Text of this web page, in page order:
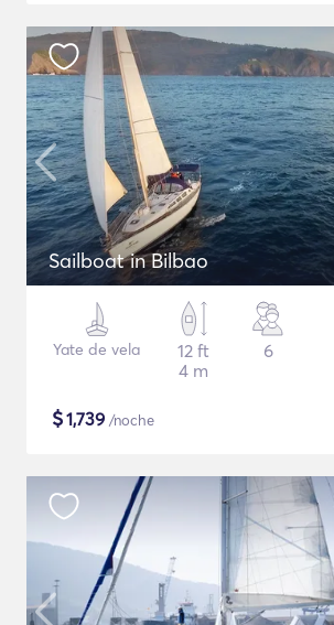
Sailboat in Bilbao
Yate de vela
12 ft
4 m
6
$1,739 /noche